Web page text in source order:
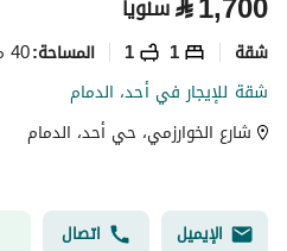
سنوياً
شقة 1
1 المساحة:40 م2
شقة للإيجار في أحد، الدمام
شارع الخوارزمي، حي أحد، الدمام
الإيميل اتصال